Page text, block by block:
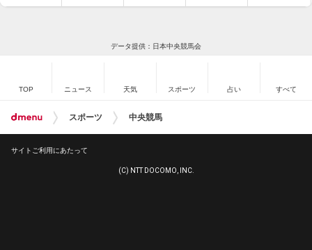
データ提供：日本中央競馬会
TOP ニュース 天気 スポーツ 占い すべて
スポーツ 中央競馬
サイトご利用にあたって
(C) NTT DOCOMO, INC.